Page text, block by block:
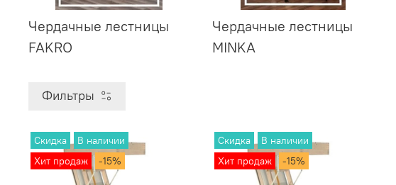
Чердачные лестницы
FAKRO
Чердачные лестницы
MINKA
Фильтры
Скидка
В наличии
Хит продаж
-15%
Скидка
В наличии
Хит продаж
-15%